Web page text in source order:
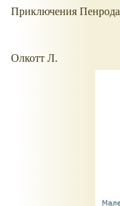
Приключения Пенрода
Олкотт Л.